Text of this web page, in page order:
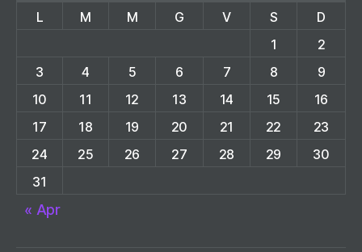
L
M M G V S
D
1
2
3
4 5 6 7 8
9
10
11 12 13 14 15
16
17
18 19 20 21 22
23
24
25 26 27 28 29
30
31
« Apr